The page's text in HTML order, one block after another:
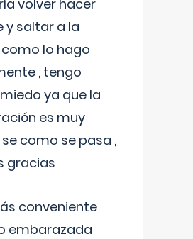
volver hacer
y saltar a la
lo hago
, tengo
ya que la
es muy
se como se pasa ,
gracias
conveniente
embarazada